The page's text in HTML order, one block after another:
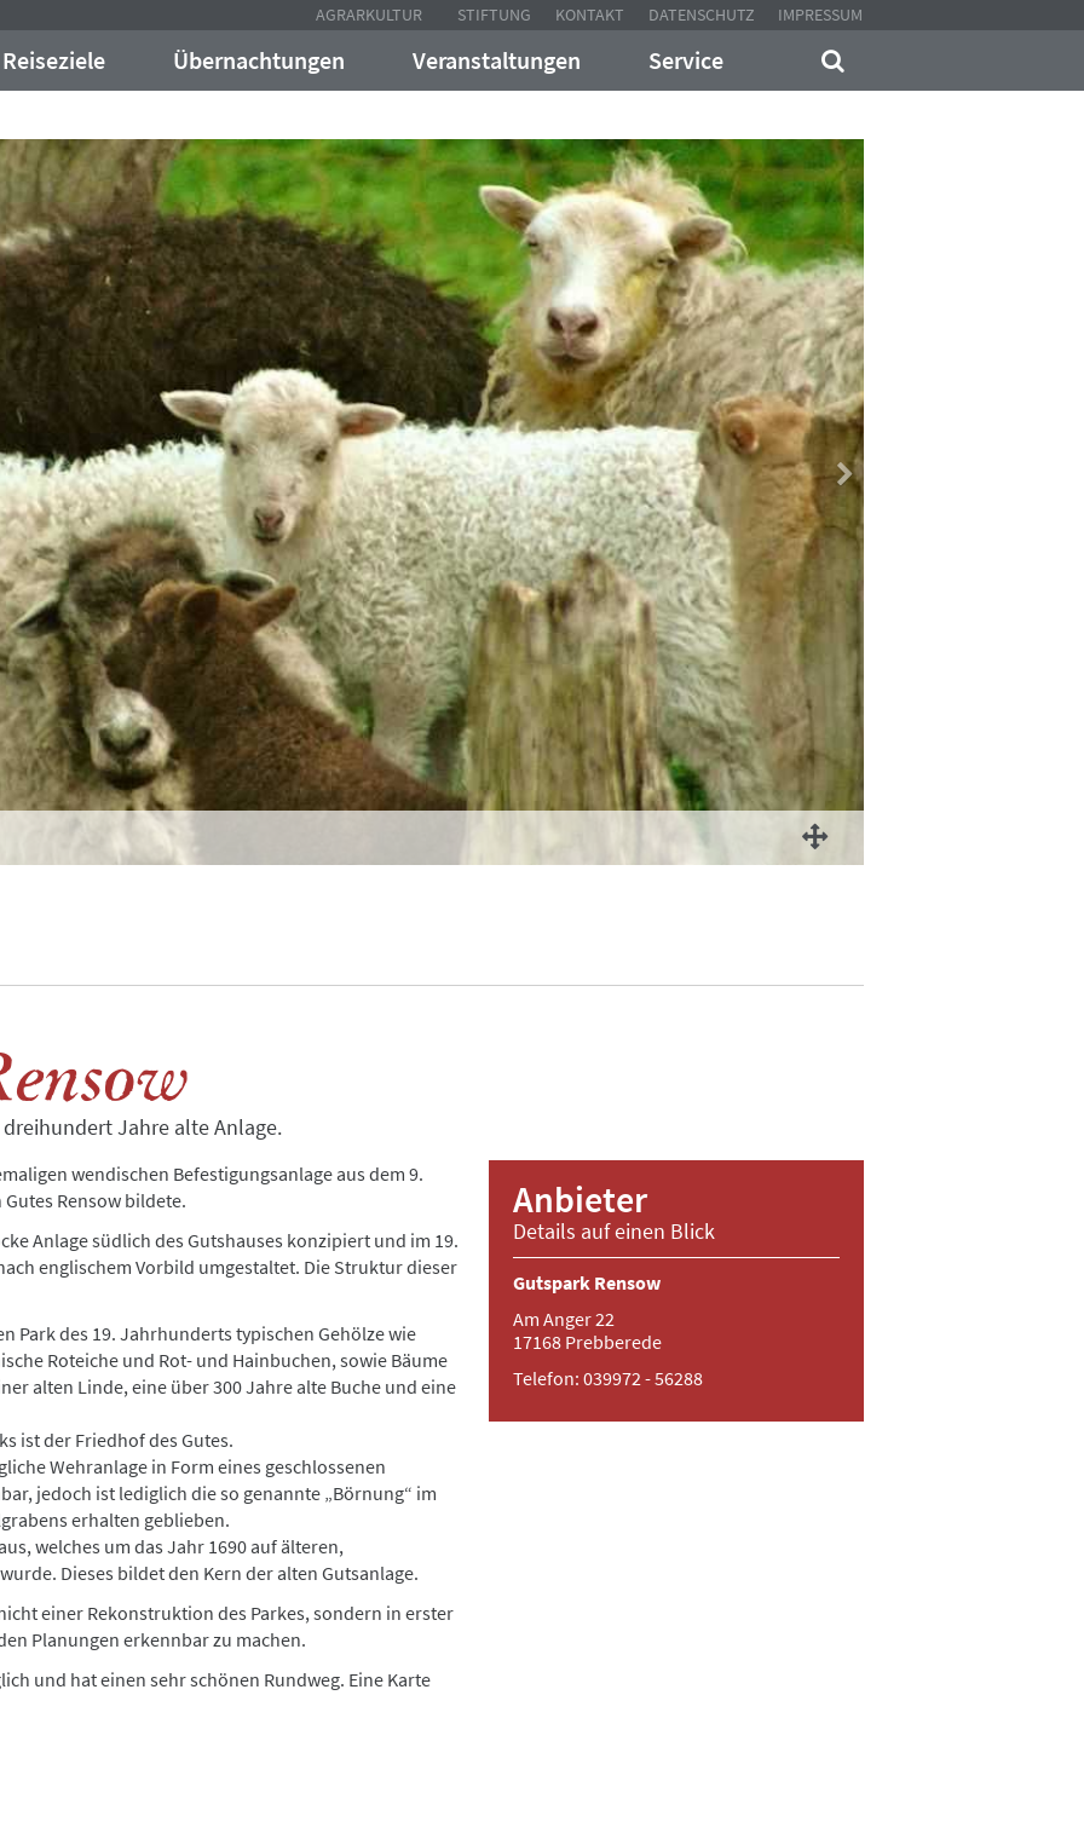
AGRARKULTUR STIFTUNG KONTAKT DATENSCHUTZ IMPRESSUM
Reiseziele Übernachtungen Veranstaltungen Service
Jahre alte Anlage.
wendischen Befestigungsanlage aus dem 9.
Rensow bildete.
Anlage südlich des Gutshauses konzipiert und im 19.
englischem Vorbild umgestaltet. Die Struktur dieser
Park des 19. Jahrhunderts typischen Gehölze wie
Roteiche und Rot- und Hainbuchen, sowie Bäume
alten Linde, eine über 300 Jahre alte Buche und eine
ist der Friedhof des Gutes.
Wehranlage in Form eines geschlossenen
jedoch ist lediglich die so genannte „Börnung“ im
erhalten geblieben.
welches um das Jahr 1690 auf älteren,
Dieses bildet den Kern der alten Gutsanlage.
einer Rekonstruktion des Parkes, sondern in erster
Planungen erkennbar zu machen.
und hat einen sehr schönen Rundweg. Eine Karte
Anbieter
Details auf einen Blick
Gutspark Rensow
Am Anger 22
17168 Prebberede
Telefon: 039972 - 56288